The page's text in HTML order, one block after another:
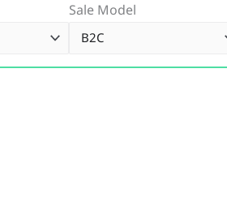
Sale Model